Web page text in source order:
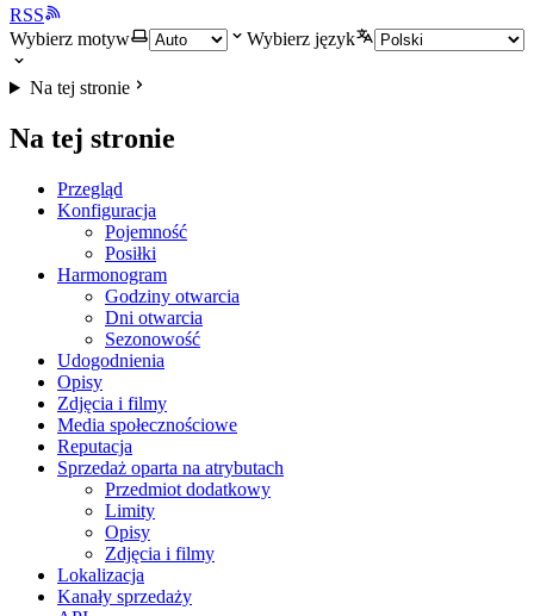
RSS
Wybierz motyw
Wybierz język
Na tej stronie
Na tej stronie
Przegląd
Konfiguracja
Pojemność
Posiłki
Harmonogram
Godziny otwarcia
Dni otwarcia
Sezonowość
Udogodnienia
Opisy
Zdjęcia i filmy
Media społecznościowe
Reputacja
Sprzedaż oparta na atrybutach
Przedmiot dodatkowy
Limity
Opisy
Zdjęcia i filmy
Lokalizacja
Kanały sprzedaży